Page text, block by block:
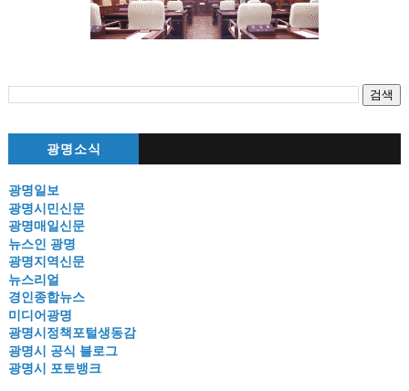
광명소식
광명일보
광명시민신문
광명매일신문
뉴스인 광명
광명지역신문
뉴스리얼
경인종합뉴스
미디어광명
광명시정책포털생동감
광명시 공식 블로그
광명시 포토뱅크